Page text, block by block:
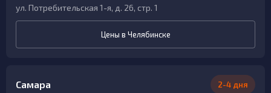
ул. Потребительская 1-я, д. 26, стр. 1
Цены в Челябинске
Самара 2-4 дня